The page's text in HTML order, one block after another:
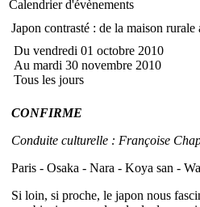
Calendrier d'évènements
Japon contrasté : de la maison
Du vendredi 01 octobre 2010
Au mardi 30 novembre 2010
Tous les jours
CONFIRME
Conduite culturelle : Françoise
Paris - Osaka - Nara - Koya san -
Si loin, si proche, le japon nous